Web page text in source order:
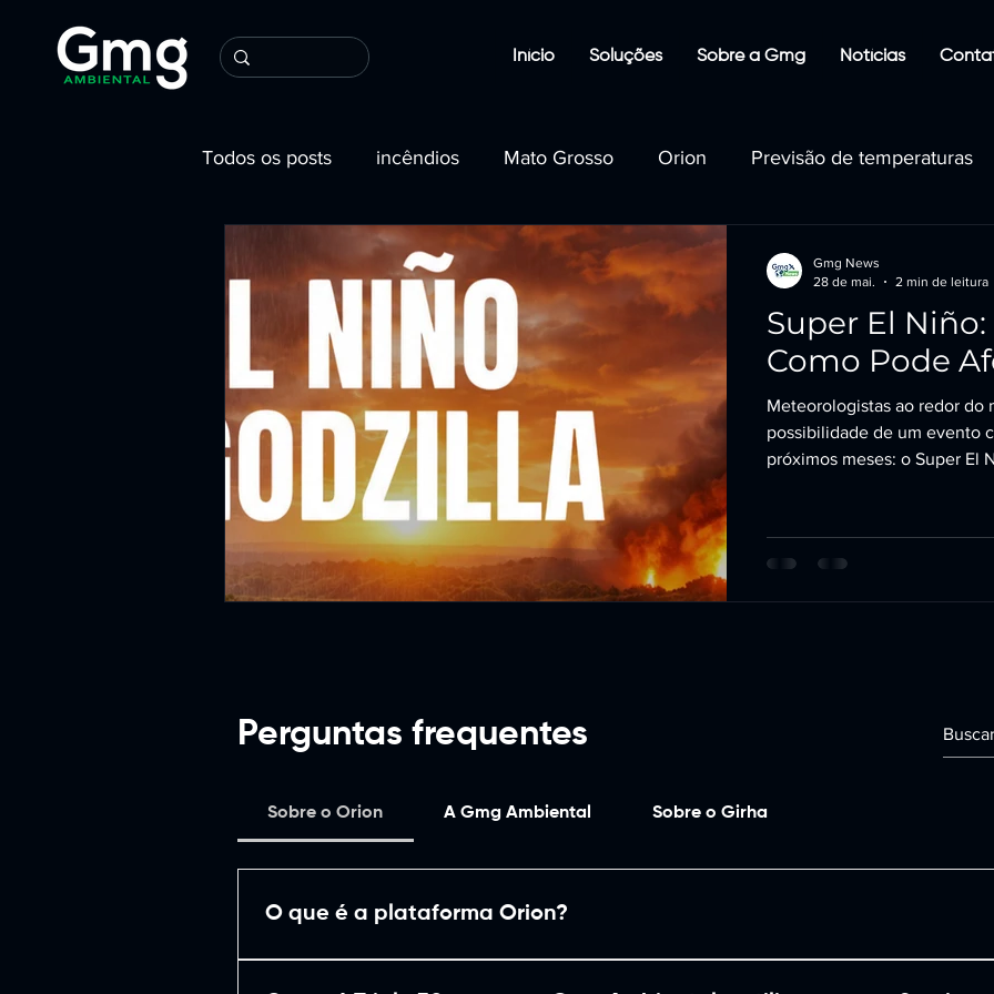
Início Soluções Sobre a Gmg Notícias
Todos os posts incêndios Mato Grosso Orion Previsão de temperaturas
Tecnologia Ambiental Sustentabilidade e Clima
Restauração e Conservação de Biomas Geotecnologia e Dados Ambientais
Prevenção e Combate a Incêndios Flo Gestão Pública e Políticas Ambienta
Agrointeligência e Sustentabilidade Recursos Naturais e Monitoramento H
Educação Ambiental e Conscientizaçã cop30 planejamento 2026
Super El Niño:
Como Pode
Meteorologistas ao redor do
possibilidade de um evento
próximos meses: o Super El
Gmg News
28 de mai.
2 min de leitura
Perguntas frequentes
Sobre o Orion A Gmg Ambiental Sobre o Girha
O que é a plataforma Orion?